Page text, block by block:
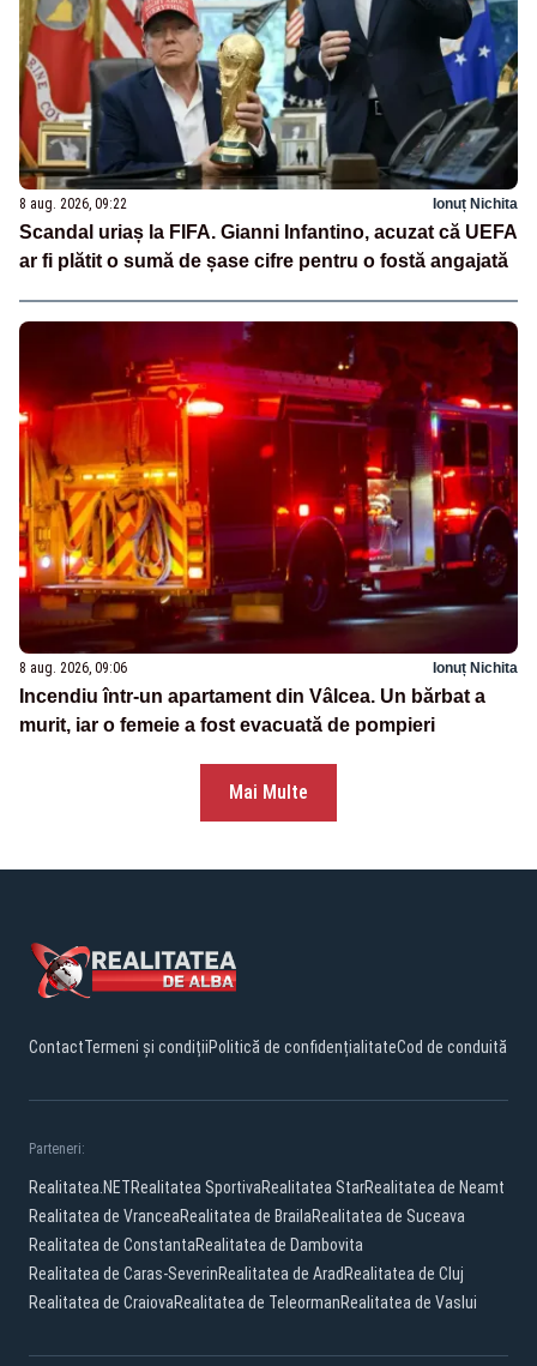
8 aug. 2026, 09:22 Ionuț Nichita
Scandal uriaș la FIFA. Gianni Infantino, acuzat că UEFA
ar fi plătit o sumă de șase cifre pentru o fostă angajată
8 aug. 2026, 09:06 Ionuț Nichita
Incendiu într-un apartament din Vâlcea. Un bărbat a
murit, iar o femeie a fost evacuată de pompieri
Mai Multe
ContactTermeni și condițiiPolitică de confidențialitateCod de conduită
Parteneri:
Realitatea.NETRealitatea SportivaRealitatea StarRealitatea de Neamt
Realitatea de VranceaRealitatea de BrailaRealitatea de Suceava
Realitatea de ConstantaRealitatea de Dambovita
Realitatea de Caras-SeverinRealitatea de Arad Realitatea de Cluj
Realitatea de CraiovaRealitatea de TeleormanRealitatea de Vaslui